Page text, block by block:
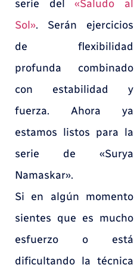
serie del«Saludo al
Sol». Serán ejercicios
de flexibilidad
profunda combinado
con estabilidad y
fuerza. Ahora ya
estamos listos para la
serie de «Surya
Namaskar».
Si en algún momento
sientes que es mucho
esfuerzo o está
dificultando la técnica